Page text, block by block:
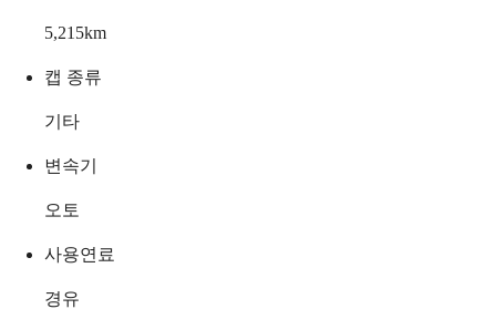
5,215km
캡 종류
기타
변속기
오토
사용연료
경유